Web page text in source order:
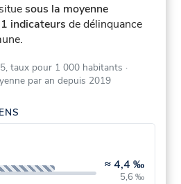
sous la moyenne
indicateurs de délinquance
taux pour 1 000 habitants ·
par an depuis 2019
≈4,4 ‰
5,6 ‰